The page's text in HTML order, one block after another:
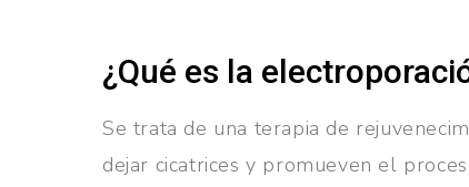
¿Qué es la
Se trata de una terapia de
dejar cicatrices y promueven el